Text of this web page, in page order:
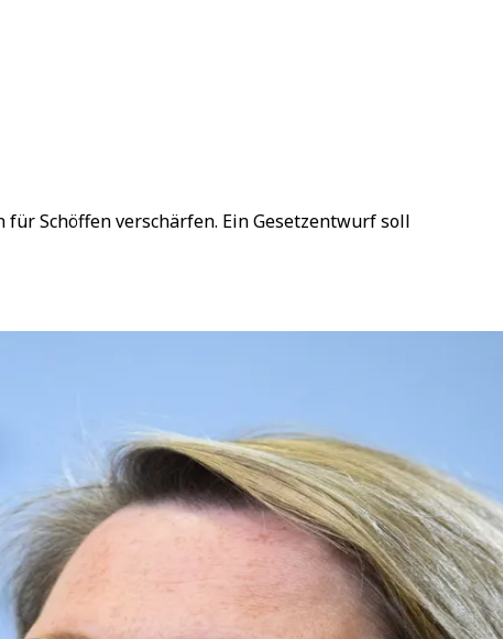
Schöffen verschärfen. Ein Gesetzentwurf soll